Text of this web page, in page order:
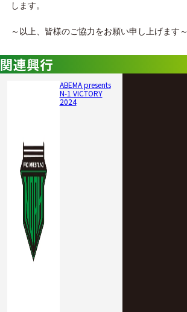
します。
～以上、皆様のご協力をお願い申し上げます～
関連興行
ABEMA presents
N-1 VICTORY
2024